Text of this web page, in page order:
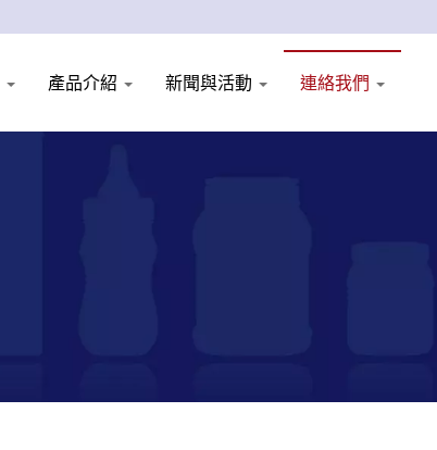
產品介紹 新聞與活動 連絡我們